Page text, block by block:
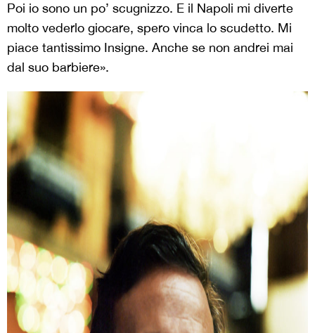
Poi io sono un po’ scugnizzo. E il Napoli mi diverte
molto vederlo giocare, spero vinca lo scudetto. Mi
piace tantissimo Insigne. Anche se non andrei mai
dal suo barbiere».